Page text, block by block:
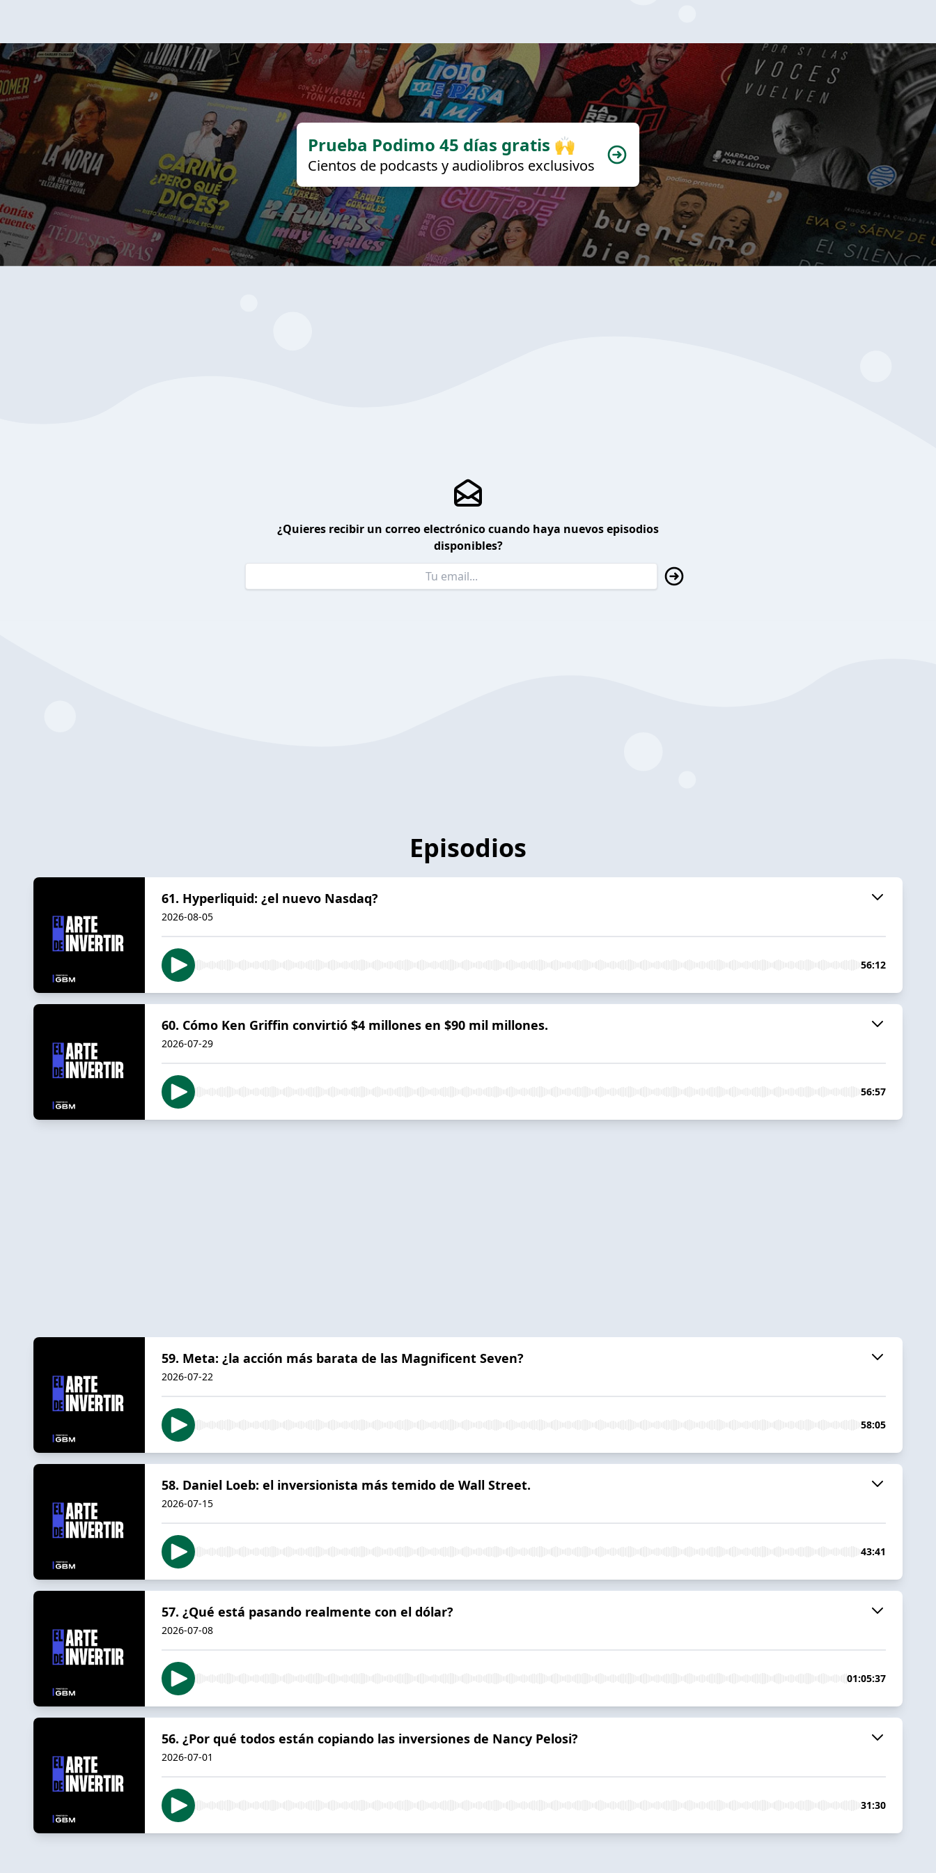
Prueba Podimo 45 días gratis 🙌
Cientos de podcasts y audiolibros exclusivos
¿Quieres recibir un correo electrónico cuando haya nuevos episodios
disponibles?
Episodios
61. Hyperliquid: ¿el nuevo Nasdaq?
2026-08-05
56:12
60. Cómo Ken Griffin convirtió $4 millones en $90 mil millones.
2026-07-29
56:57
59. Meta: ¿la acción más barata de las Magnificent Seven?
2026-07-22
58:05
58. Daniel Loeb: el inversionista más temido de Wall Street.
2026-07-15
43:41
57. ¿Qué está pasando realmente con el dólar?
2026-07-08
01:05:37
56. ¿Por qué todos están copiando las inversiones de Nancy Pelosi?
2026-07-01
31:30